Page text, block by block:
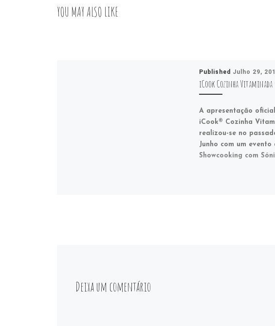
YOU MAY ALSO LIKE
Published Julho 29,
iCook Cozinha Vitaminada
A apresentação
iCook® Cozinha
realizou-se no
Junho com um evento
Showcooking com
Deixa um comentário